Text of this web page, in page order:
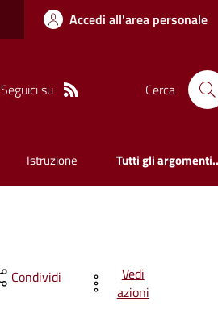
Accedi all'area personale
Seguici su Cerca
Istruzione Tutti gli
Condividi
Vedi
azioni